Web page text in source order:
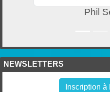
Phil
NEWSLETTERS
Inscription